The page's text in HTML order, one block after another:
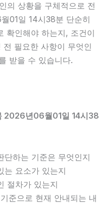
의 상황을 구체적으로 전
01일 14시38분 단순히
확인해야 하는지, 조건이
필요한 사항이 무엇인
받을 수 있습니다.
2026년06월01일 14시38
단하는 기준은 무엇인지
는 요소가 있는지
절차가 있는지
준으로 현재 안내되는 내